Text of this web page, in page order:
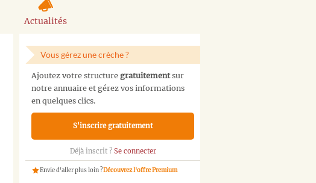
Actualités
Vous gérez une crèche ?
Ajoutez votre structure gratuitementsur
notre annuaire et gérez vos informations
en quelques clics.
S'inscrire gratuitement
Déjà inscrit ? Se connecter
Envie d'aller plus loin ?Découvrez l'offre Premium